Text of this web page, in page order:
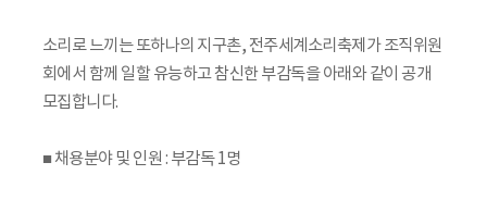
소리로 느끼는 또하나의 지구촌, 전주세계소리축제가 조직위원
회에서 함께 일할 유능하고 참신한 부감독을 아래와 같이 공개
모집합니다.
■ 채용분야 및 인원 : 부감독 1명